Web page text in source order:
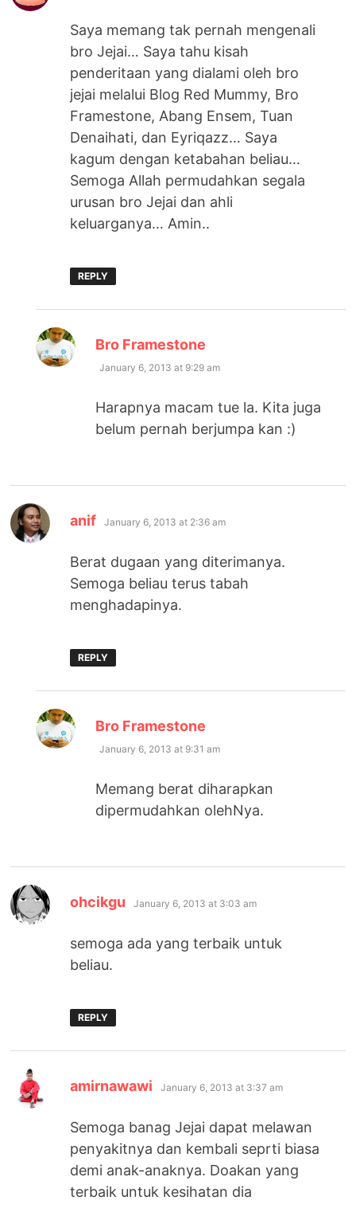
Saya memang tak pernah mengenali
bro Jejai… Saya tahu kisah
penderitaan yang dialami oleh bro
jejai melalui Blog Red Mummy, Bro
Framestone, Abang Ensem, Tuan
Denaihati, dan Eyriqazz… Saya
kagum dengan ketabahan beliau…
Semoga Allah permudahkan segala
urusan bro Jejai dan ahli
keluarganya… Amin..
REPLY
Bro Framestone
January 6, 2013 at 9:29 am
Harapnya macam tue la. Kita juga
belum pernah berjumpa kan :)
anif says:
January 6, 2013 at 2:36 am
Berat dugaan yang diterimanya.
Semoga beliau terus tabah
menghadapinya.
REPLY
Bro Framestone
January 6, 2013 at 9:31 am
Memang berat diharapkan
dipermudahkan olehNya.
ohcikgu says:
January 6, 2013 at 3:03 am
semoga ada yang terbaik untuk
beliau.
REPLY
amirnawawi says:
January 6, 2013 at 3:37 am
Semoga banag Jejai dapat melawan
penyakitnya dan kembali seprti biasa
demi anak-anaknya. Doakan yang
terbaik untuk kesihatan dia